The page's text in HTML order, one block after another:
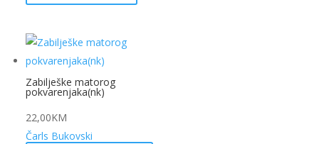
Zabilješke matorog
pokvarenjaka(nk)
22,00KM
Čarls Bukovski